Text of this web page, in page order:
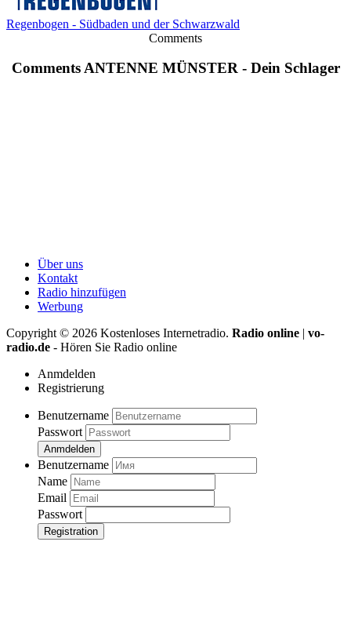
Regenbogen - Südbaden und der Schwarzwald
Comments
Comments ANTENNE MÜNSTER - Dein Schlager
Über uns
Kontakt
Radio hinzufügen
Werbung
Copyright © 2026 Kostenloses Internetradio. Radio online | vo-
radio.de - Hören Sie Radio online
Anmdelden
Registrierung
Benutzername
Passwort
Anmdelden
Benutzername
Name
Email
Passwort
Registration